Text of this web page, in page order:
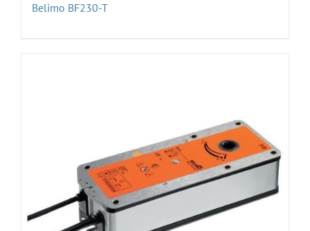
Belimo BF230-T